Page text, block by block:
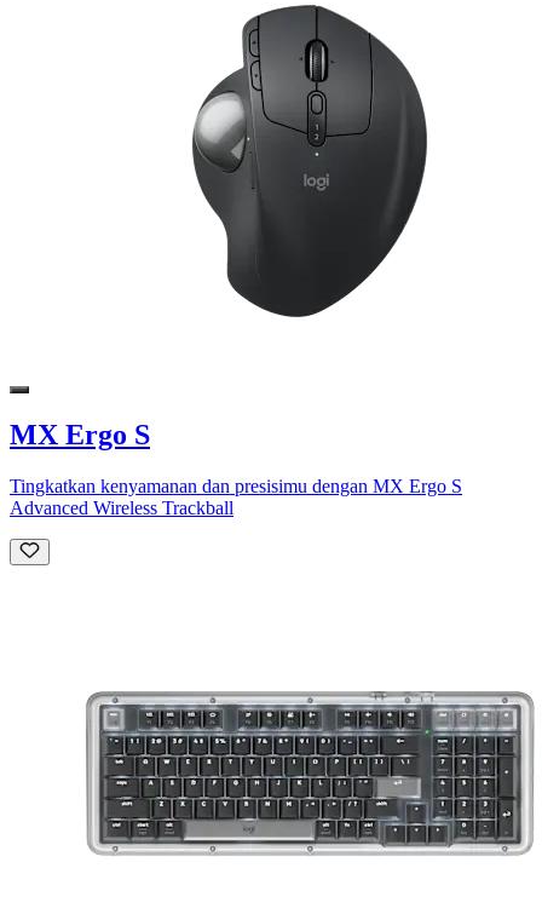
MX Ergo S
Tingkatkan kenyamanan dan presisimu dengan MX Ergo S
Advanced Wireless Trackball